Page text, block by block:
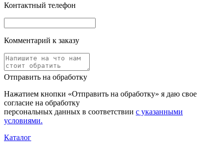
Контактный телефон
Комментарий к заказу
Отправить на обработку
Нажатием кнопки «Отправить на обработку» я даю свое
согласие на обработку
персональных данных в соответствии с указанными
условиями.
Каталог